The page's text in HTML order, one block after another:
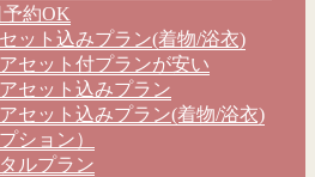
予約OK
ット込みプラン(着物/浴衣)
セット付プランが安い
セット込みプラン
セット込みプラン(着物/浴衣)
ション）
ルプラン